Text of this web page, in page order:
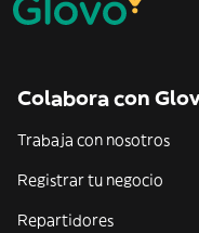
Colabora con
Trabaja con nosotros
Registrar tu negocio
Repartidores